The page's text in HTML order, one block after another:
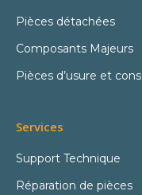
Pièces détachées
Composants Majeurs
Pièces d’usure et
Services
Support Technique
Réparation de pièces